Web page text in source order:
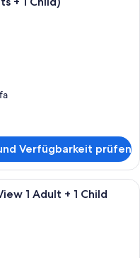
Verfügbarkeit prüfen
Hotelzimmer mit Bett,
1 Adult + 1 Child